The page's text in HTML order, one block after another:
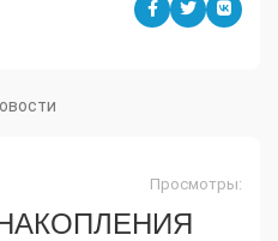
Просмотры: